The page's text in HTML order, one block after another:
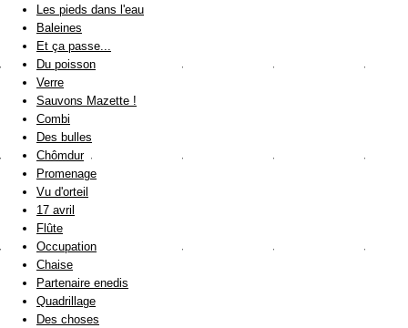
Les pieds dans l'eau
Baleines
Et ça passe...
Du poisson
Verre
Sauvons Mazette !
Combi
Des bulles
Chômdur
Promenage
Vu d'orteil
17 avril
Flûte
Occupation
Chaise
Partenaire enedis
Quadrillage
Des choses